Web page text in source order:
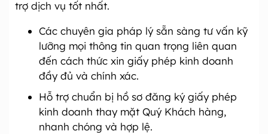
trợ dịch vụ tốt nhất.
Các chuyên gia pháp lý sẵn sàng tư vấn kỹ
lưỡng mọi thông tin quan trọng liên quan
đến cách thức xin giấy phép kinh doanh
đầy đủ và chính xác.
Hỗ trợ chuẩn bị hồ sơ đăng ký giấy phép
kinh doanh thay mặt Quý Khách hàng,
nhanh chóng và hợp lệ.